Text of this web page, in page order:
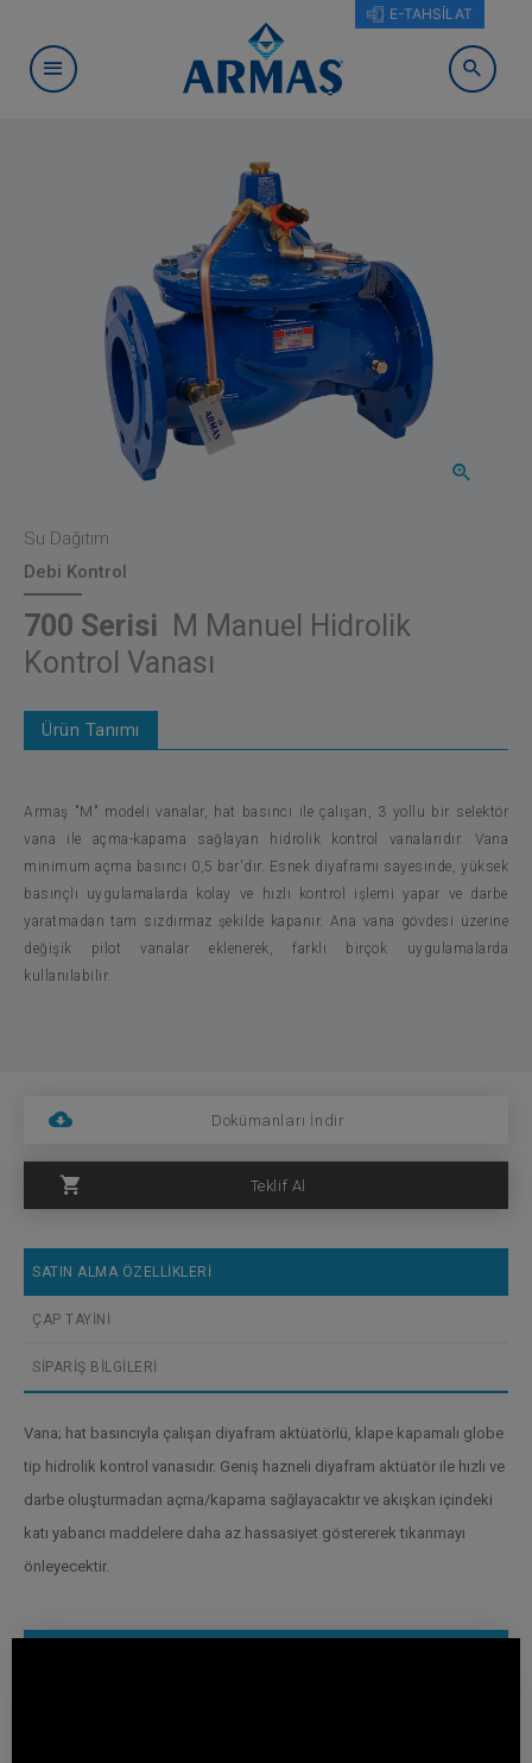
E-TAHSİLAT
Su Dağıtım
Debi Kontrol
700 Serisi M Manuel Hidrolik
Kontrol Vanası
Ürün Tanımı
Armaş "M" modeli vanalar, hat basıncı ile çalışan, 3 yollu bir selektör
vana ile açma-kapama sağlayan hidrolik kontrol vanalarıdır. Vana
minimum açma basıncı 0,5 bar'dır. Esnek diyaframı sayesinde, yüksek
basınçlı uygulamalarda kolay ve hızlı kontrol işlemi yapar ve darbe
yaratmadan tam sızdırmaz şekilde kapanır. Ana vana gövdesi üzerine
değişik pilot vanalar eklenerek, farklı birçok uygulamalarda
kullanılabilir.
Dokümanları İndir
Teklif Al
SATIN ALMA ÖZELLİKLERİ
ÇAP TAYİNİ
SİPARİŞ BİLGİLERİ
Vana; hat basıncıyla çalışan diyafram aktüatörlü, klape kapamalı globe
tip hidrolik kontrol vanasıdır. Geniş hazneli diyafram aktüatör ile hızlı ve
darbe oluşturmadan açma/kapama sağlayacaktır ve akışkan içindeki
katı yabancı maddelere daha az hassasiyet göstererek tıkanmayı
önleyecektir.